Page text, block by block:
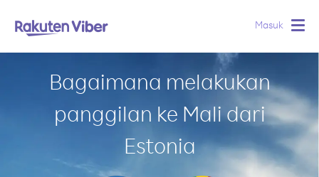
Masuk
Bagaimana melakukan
panggilan ke Mali dari
Estonia